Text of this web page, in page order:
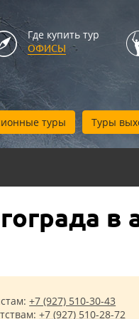
Где купить тур
ОФИСЫ
туры Туры
в
+7 (927) 510-30-43
+7 (927) 510-28-72